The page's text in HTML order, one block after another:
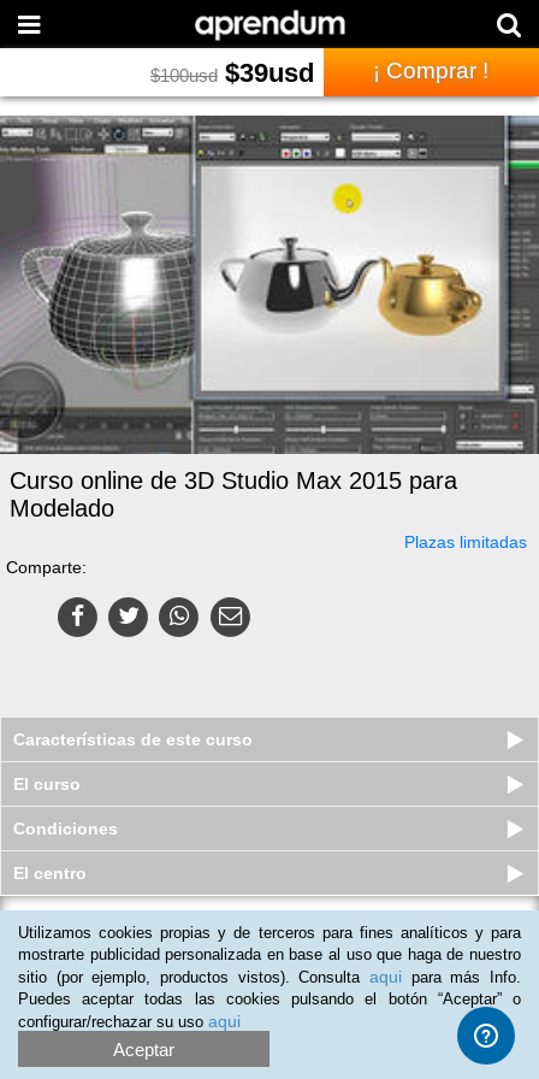
$100usd $39usd ¡ Comprar !
Curso online de 3D Studio Max 2015 para
Modelado
Plazas limitadas
Comparte:
Características de este curso
El curso
Condiciones
El centro
Curso online de Monta y Configura
tu propia Impresora 3D
Plazas limitadas
$75usd $69usd
Utilizamos cookies propias y de terceros para fines analíticos y para
mostrarte publicidad personalizada en base al uso que haga de nuestro
sitio (por ejemplo, productos vistos). Consulta aqui para más Info.
Puedes aceptar todas las cookies pulsando el botón “Aceptar” o
configurar/rechazar su uso aqui
Aceptar